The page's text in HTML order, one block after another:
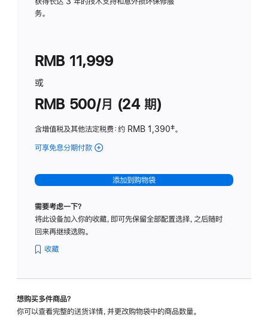
务。
RMB 11,999
或
RMB 500/月 (24 期)
含增值税及其他法定税费：约 RMB 1,390脚
‡。
可享免息分期付款 (Studio
-
标
璃
转
添加到购物袋
需要考虑一下？
将此设备加入你的收藏，即可先保留全部配置选择，之后随时
回来再继续选购。
收藏
想购买多件商品？
你可以查看完整的送货详情，并更改购物袋中的商品数量。